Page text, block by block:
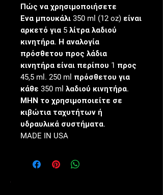
Πώς να χρησιμοποιήσετε
Ένα μπουκάλι 350 ml (12 oz) είναι
αρκετό για 5 λίτρα λαδιού
κινητήρα. Η αναλογία
πρόσθετου προς λάδια
κινητήρα είναι περίπου 1 προς
45,5 ml. 250 ml πρόσθετου για
κάθε 350 ml λαδιού κινητήρα.
ΜΗΝ το χρησιμοποιείτε σε
κιβώτια ταχυτήτων ή
υδραυλικά συστήματα.
MADE IN USA